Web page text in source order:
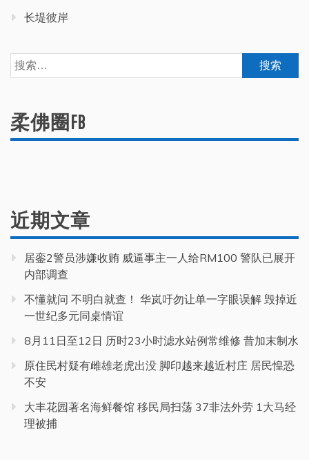
长堤彼岸
搜
索：
柔佛圈FB
近期文章
居銮2警员涉嫌收贿 威逼事主一人给RM100 警队已展开
内部调查
不懂就问 不明白就查！ 华岚吁勿让单一字眼误解 毁掉近
一世纪多元同桌情谊
8月11日至12日 历时23小时滤水站例常维修 昔加末制水
原住民村疑有雌雄老虎出没 脚印越来越近村庄 居民惶恐
不安
大丰花园著名海鲜餐馆 移民局扫荡 37非法外劳 1大马经
理被捕